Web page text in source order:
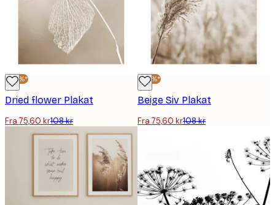
-30%*
Dried flower Plakat
Fra 75,60 kr108 kr
-30%*
Beige Siv Plakat
Fra 75,60 kr108 kr